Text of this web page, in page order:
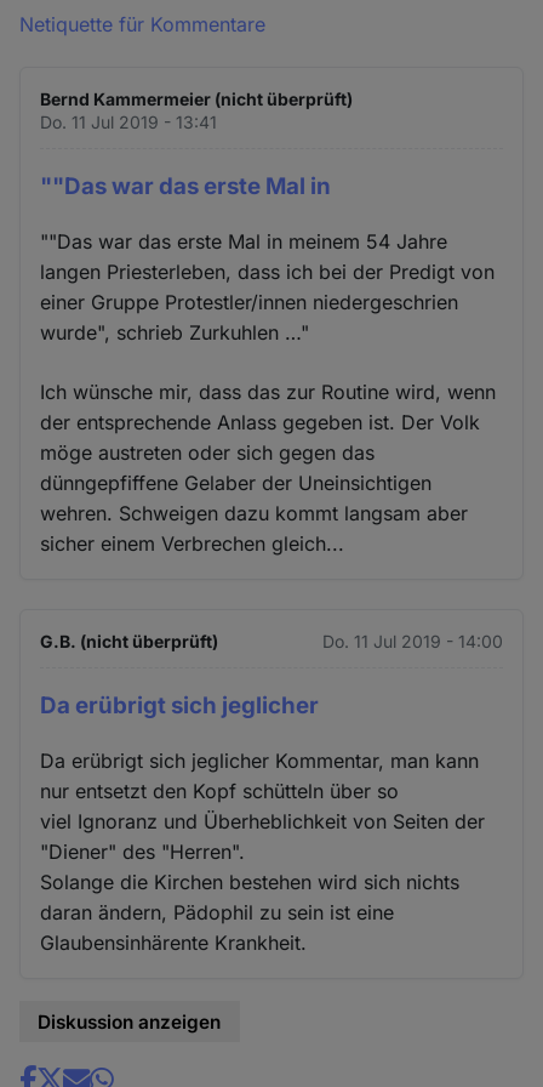
Netiquette für Kommentare
Bernd Kammermeier (nicht überprüft)
Do. 11 Jul 2019 - 13:41
""Das war das erste Mal in
""Das war das erste Mal in meinem 54 Jahre
langen Priesterleben, dass ich bei der Predigt von
einer Gruppe Protestler/innen niedergeschrien
wurde", schrieb Zurkuhlen …"
Ich wünsche mir, dass das zur Routine wird, wenn
der entsprechende Anlass gegeben ist. Der Volk
möge austreten oder sich gegen das
dünngepfiffene Gelaber der Uneinsichtigen
wehren. Schweigen dazu kommt langsam aber
sicher einem Verbrechen gleich...
G.B. (nicht überprüft) Do. 11 Jul 2019 - 14:00
Da erübrigt sich jeglicher
Da erübrigt sich jeglicher Kommentar, man kann
nur entsetzt den Kopf schütteln über so
viel Ignoranz und Überheblichkeit von Seiten der
"Diener" des "Herren".
Solange die Kirchen bestehen wird sich nichts
daran ändern, Pädophil zu sein ist eine
Glaubensinhärente Krankheit.
Diskussion anzeigen